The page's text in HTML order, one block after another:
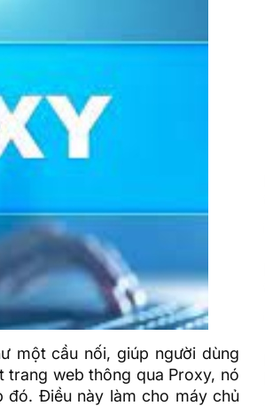
một cầu nối, giúp người dùng
web thông qua Proxy, nó
đó. Điều này làm cho máy chủ